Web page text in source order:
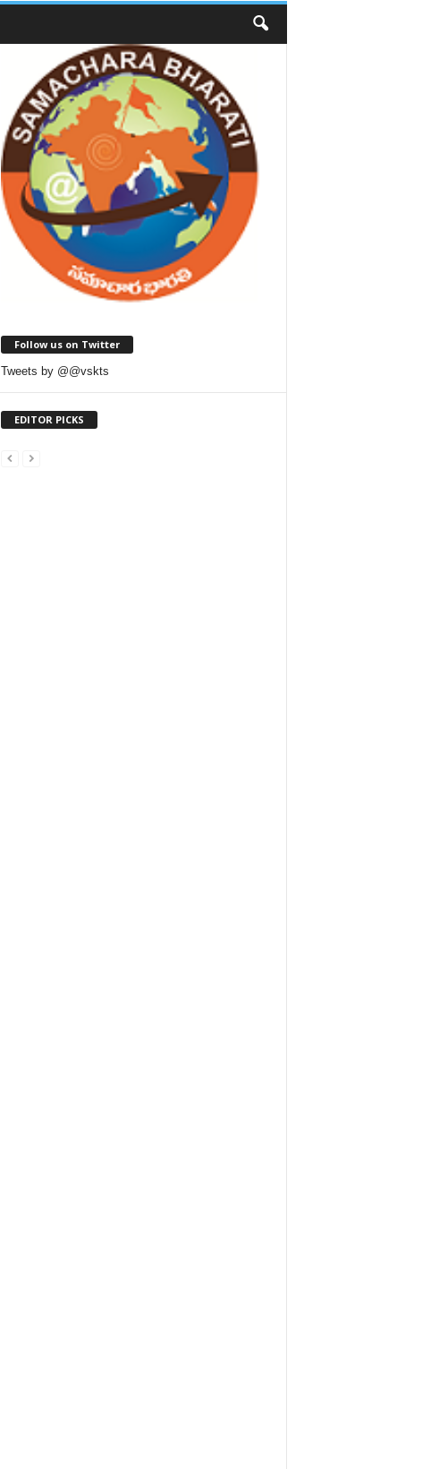
Follow us on Twitter
Tweets by @@vskts
EDITOR PICKS